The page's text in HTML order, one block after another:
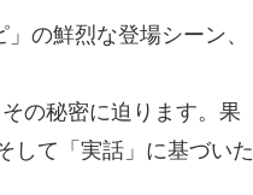
の鮮烈な登場シーン、
の秘密に迫ります。果
して「実話」に基づいた